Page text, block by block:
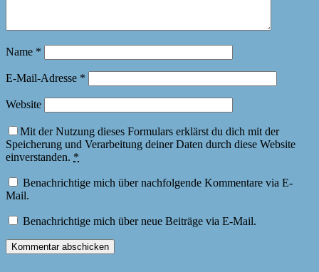
Name *
E-Mail-Adresse *
Website
Mit der Nutzung dieses Formulars erklärst du dich mit der
Speicherung und Verarbeitung deiner Daten durch diese Website
einverstanden. *
Benachrichtige mich über nachfolgende Kommentare via E-
Mail.
Benachrichtige mich über neue Beiträge via E-Mail.